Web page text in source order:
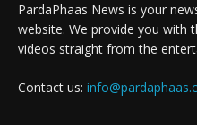
PardaPhaas News is your
website. We provide you with
videos straight from the
Contact us: